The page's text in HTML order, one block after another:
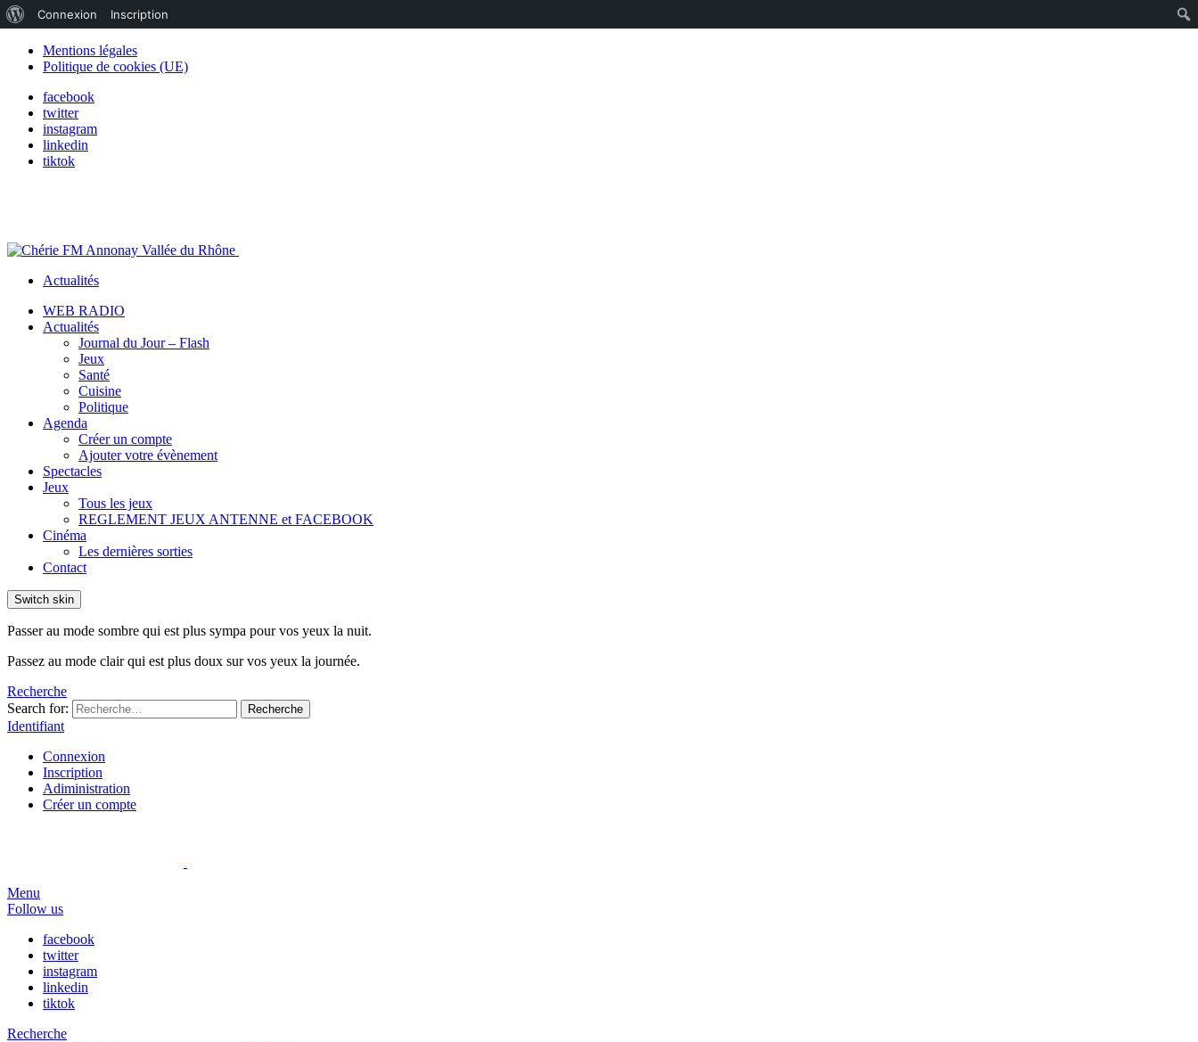
Mentions légales
Politique de cookies (UE)
facebook
twitter
instagram
linkedin
tiktok
Actualités
WEB RADIO
Actualités
Journal du Jour – Flash
Jeux
Santé
Cuisine
Politique
Agenda
Créer un compte
Ajouter votre évènement
Spectacles
Jeux
Tous les jeux
REGLEMENT JEUX ANTENNE et FACEBOOK
Cinéma
Les dernières sorties
Contact
Switch skin
Passer au mode sombre qui est plus sympa pour vos yeux la nuit.
Passez au mode clair qui est plus doux sur vos yeux la journée.
Recherche
Search for:
Recherche
Identifiant
Connexion
Inscription
Adiministration
Créer un compte
Menu
Follow us
facebook
twitter
instagram
linkedin
tiktok
Recherche
de
WordPress
Connexion Inscription